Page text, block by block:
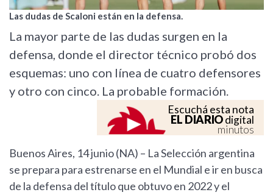
Las dudas de Scaloni están en la defensa.
La mayor parte de las dudas surgen en la
defensa, donde el director técnico probó dos
esquemas: uno con línea de cuatro defensores
y otro con cinco. La probable formación.
Escuchá esta nota
EL DIARIOdigital
minutos
Buenos Aires, 14 junio (NA) – La Selección argentina
se prepara para estrenarse en el Mundial e ir en busca
de la defensa del título que obtuvo en 2022 y el